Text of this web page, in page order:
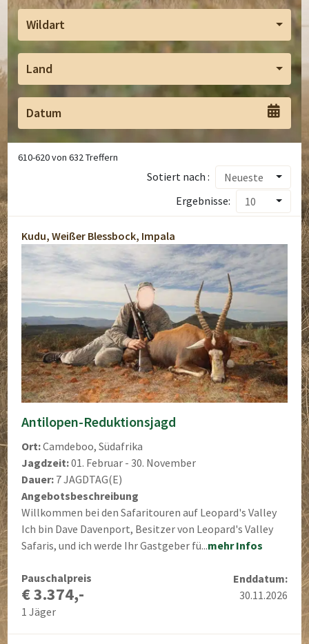
Wildart
Land
610-620von632Treffern
Sotiert nach :
Neueste
Ergebnisse:
10
Kudu, Weißer Blessbock, Impala
Antilopen-Reduktionsjagd
Ort:Camdeboo, Südafrika
Jagdzeit:01. Februar - 30. November
Dauer: 7 JAGDTAG(E)
Angebotsbeschreibung
Willkommen bei den Safaritouren auf Leopard's Valley
Ich bin Dave Davenport, Besitzer von Leopard's Valley
Safaris, und ich werde Ihr Gastgeber fü...mehr Infos
Pauschalpreis
€ 3.374,-
1 Jäger
Enddatum:
30.11.2026